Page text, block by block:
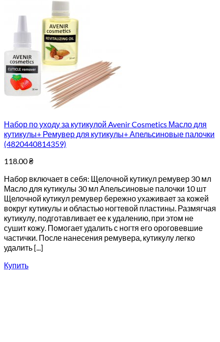
Набор по уходу за кутикулой Avenir Cosmetics Масло для
кутикулы+ Ремувер для кутикулы+ Апельсиновые палочки
(4820440814359)
118.00₴
Набор включает в себя: Щелочной кутикул ремувер 30 мл
Масло для кутикулы 30 мл Апельсиновые палочки 10 шт
Щелочной кутикул ремувер бережно ухаживает за кожей
вокруг кутикулы и областью ногтевой пластины. Размягчая
кутикулу, подготавливает ее к удалению, при этом не
сушит кожу. Помогает удалить с ногтя его ороговевшие
частички. После нанесения ремувера, кутикулу легко
удалить [...]
Купить